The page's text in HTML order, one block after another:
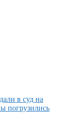
в суд на
погрузились